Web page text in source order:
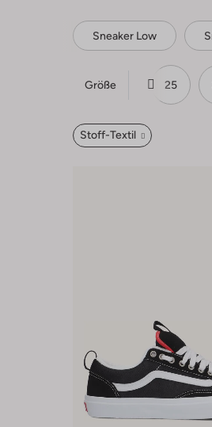
Sneaker Low
Größe
23½ 25
Stoff-Textil